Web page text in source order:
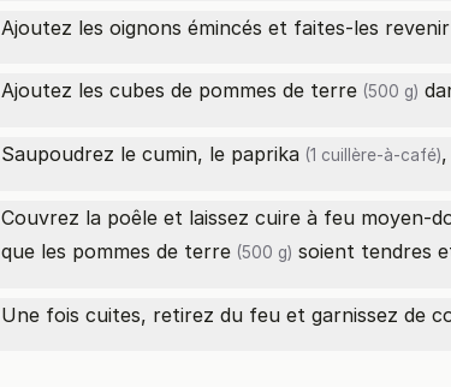
Ajoutez les oignons émincés et faites-les
Ajoutez les cubes de pommes de terre (500 g)
Saupoudrez le cumin, le paprika (1 cuillère-à-café)
Couvrez la poêle et laissez cuire à feu moyen-
que les pommes de terre (500 g) soient tendres
Une fois cuites, retirez du feu et garnissez de